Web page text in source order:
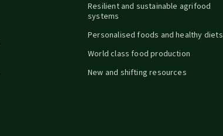
Resilient and sustainable agrifood
systems
Personalised foods and healthy diets
World class food production
New and shifting resources